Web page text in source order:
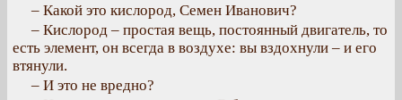
– Какой это кислород, Семен Иванович?
– Кислород – простая вещь, постоянный двигатель, то
есть элемент, он всегда в воздухе: вы вздохнули – и его
втянули.
– И это не вредно?